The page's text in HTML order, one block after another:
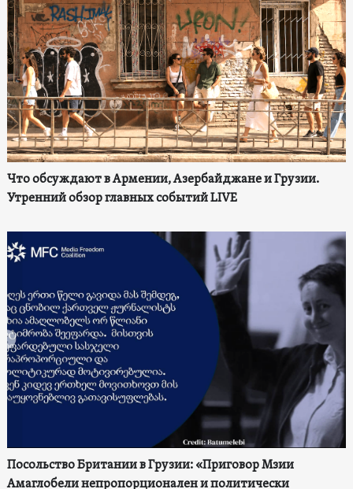
Что обсуждают в Армении, Азербайджане и Грузии.
Утренний обзор главных событий LIVE
Посольство Британии в Грузии: «Приговор Мзии
Амаглобели непропорционален и политически